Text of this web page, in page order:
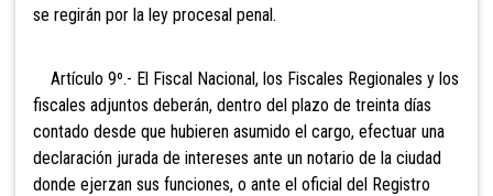
se regirán por la ley procesal penal.
Artículo 9º.- El Fiscal Nacional, los Fiscales Regionales y los
fiscales adjuntos deberán, dentro del plazo de treinta días
contado desde que hubieren asumido el cargo, efectuar una
declaración jurada de intereses ante un notario de la ciudad
donde ejerzan sus funciones, o ante el oficial del Registro